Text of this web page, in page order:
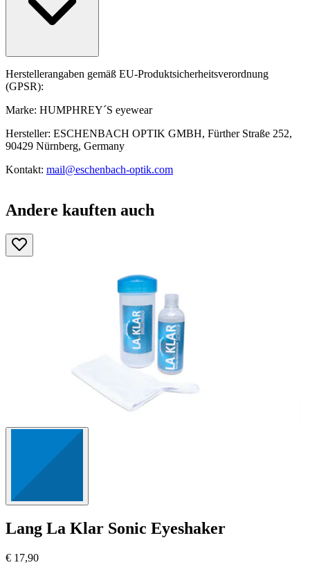
Herstellerangaben gemäß EU-Produktsicherheitsverordnung
(GPSR):
Marke: HUMPHREY´S eyewear
Hersteller: ESCHENBACH OPTIK GMBH, Fürther Straße 252,
90429 Nürnberg, Germany
Kontakt: mail@eschenbach-optik.com
Andere kauften auch
Lang La Klar Sonic Eyeshaker
€ 17,90